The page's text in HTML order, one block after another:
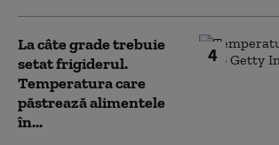
4
La câte grade trebuie
setat frigiderul.
Temperatura care
păstrează alimentele
în...